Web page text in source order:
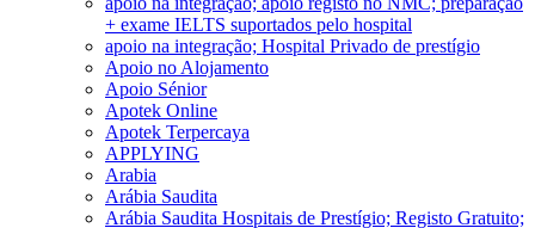
+ exame IELTS suportados pelo hospital
apoio na integração; Hospital Privado de prestígio
Apoio no Alojamento
Apoio Sénior
Apotek Online
Apotek Terpercaya
APPLYING
Arabia
Arábia Saudita
Arábia Saudita Hospitais de Prestígio; Registo Gratuito;